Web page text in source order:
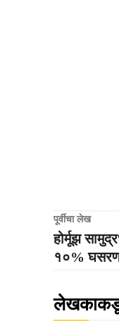
पूर्वीचा लेख
होर्मूझ
१०%